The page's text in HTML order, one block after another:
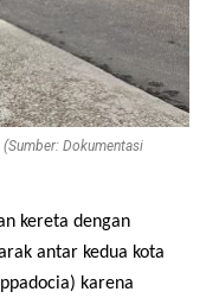
Dokumentasi
kereta dengan
antar kedua kota
karena